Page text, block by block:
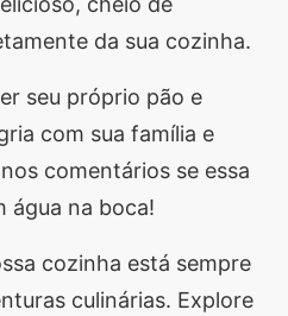
da sua cozinha.
seu próprio pão e
com sua família e
comentários se essa
água na boca!
cozinha está sempre
culinárias. Explore